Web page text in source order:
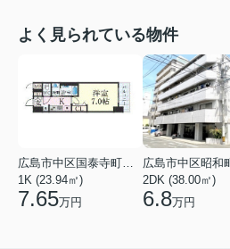
よく見られている物件
1K (23.94㎡)
7.65万円
広島市中区昭和
2DK (38.00㎡)
6.8万円